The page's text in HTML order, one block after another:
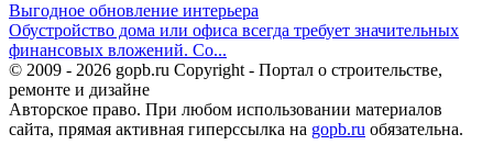
Выгодное обновление интерьера
Обустройство дома или офиса всегда требует значительных
финансовых вложений. Со...
© 2009 - 2026 gopb.ru Copyright - Портал о строительстве,
ремонте и дизайне
Авторское право. При любом использовании материалов
сайта, прямая активная гиперссылка на gopb.ru обязательна.